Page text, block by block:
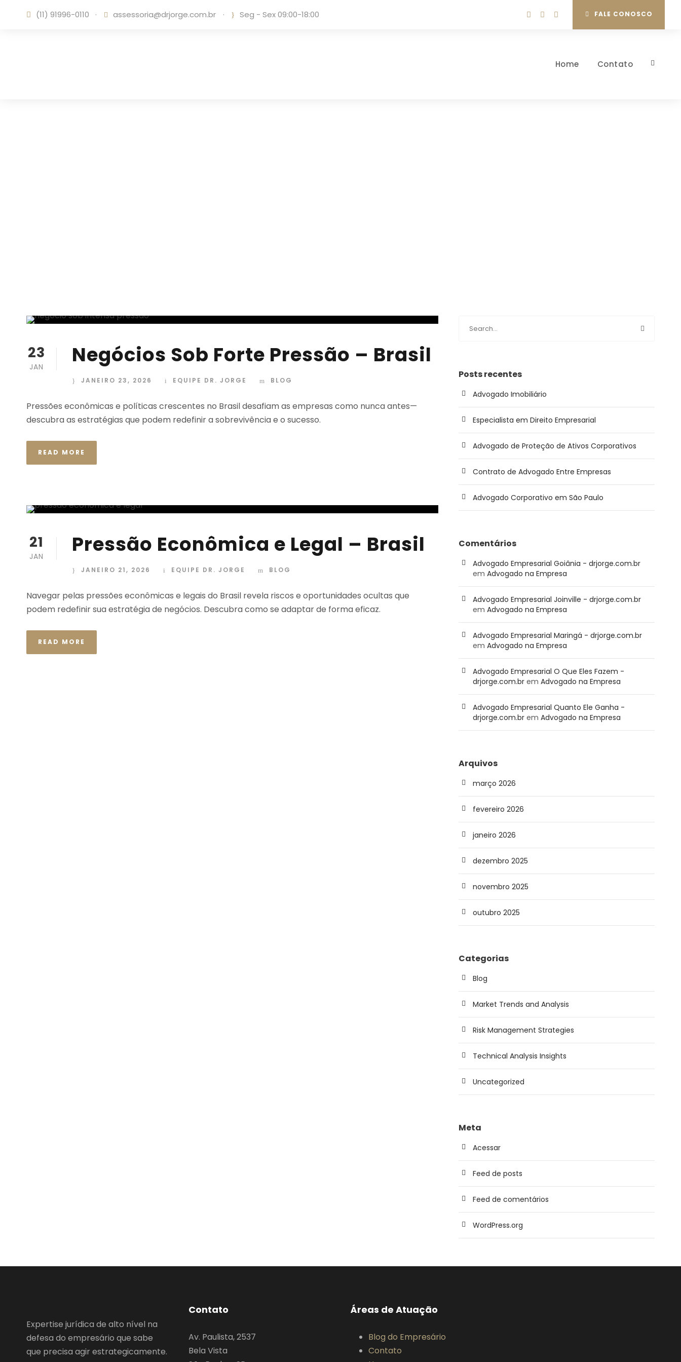
(11) 91996-0110 · assessoria@drjorge.com.br · Seg - Sex 09:00-18:00 FALE CONOSCO
Home Contato
23
JAN Negócios Sob Forte Pressão – Brasil
JANEIRO 23, 2026 EQUIPE DR. JORGE BLOG
Pressões econômicas e políticas crescentes no Brasil desafiam as empresas como nunca antes—
descubra as estratégias que podem redefinir a sobrevivência e o sucesso.
READ MORE
21
JAN Pressão Econômica e Legal – Brasil
JANEIRO 21, 2026 EQUIPE DR. JORGE BLOG
Navegar pelas pressões econômicas e legais do Brasil revela riscos e oportunidades ocultas que
podem redefinir sua estratégia de negócios. Descubra como se adaptar de forma eficaz.
READ MORE
Posts recentes
Advogado Imobiliário
Especialista em Direito Empresarial
Advogado de Proteção de Ativos Corporativos
Contrato de Advogado Entre Empresas
Advogado Corporativo em São Paulo
Comentários
Advogado Empresarial Goiânia - drjorge.com.br
emAdvogado na Empresa
Advogado Empresarial Joinville - drjorge.com.br
emAdvogado na Empresa
Advogado Empresarial Maringá - drjorge.com.br
emAdvogado na Empresa
Advogado Empresarial O Que Eles Fazem -
drjorge.com.br emAdvogado na Empresa
Advogado Empresarial Quanto Ele Ganha -
drjorge.com.br emAdvogado na Empresa
Arquivos
março 2026
fevereiro 2026
janeiro 2026
dezembro 2025
novembro 2025
outubro 2025
Categorias
Blog
Market Trends and Analysis
Risk Management Strategies
Technical Analysis Insights
Uncategorized
Meta
Acessar
Feed de posts
Feed de comentários
WordPress.org
Expertise jurídica de alto nível na
defesa do empresário que sabe
que precisa agir estrategicamente.
Contato
Av. Paulista, 2537
Bela Vista
Áreas de Atuação
Blog do Empresário
Contato